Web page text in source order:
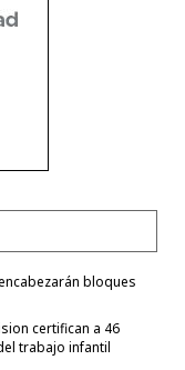
bloques
certifican a 46
trabajo infantil